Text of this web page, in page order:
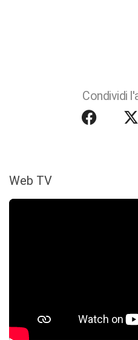
Condividi
Web TV